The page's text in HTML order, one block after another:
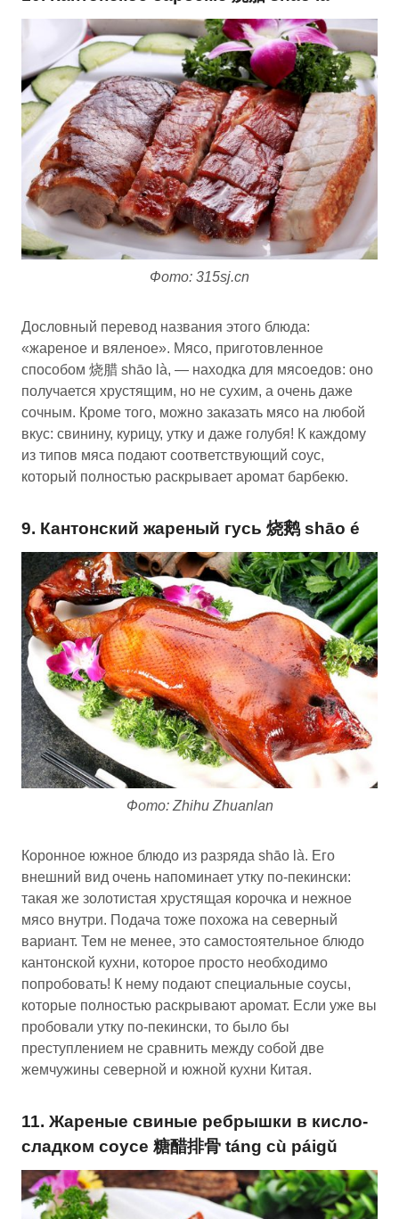
Фото: 315sj.cn
Дословный перевод названия этого блюда:
«жареное и вяленое». Мясо, приготовленное
способом 烧腊 shāo là, — находка для мясоедов: оно
получается хрустящим, но не сухим, а очень даже
сочным. Кроме того, можно заказать мясо на любой
вкус: свинину, курицу, утку и даже голубя! К каждому
из типов мяса подают соответствующий соус,
который полностью раскрывает аромат барбекю.
9. Кантонский жареный гусь 烧鹅 shāo é
Фото: Zhihu Zhuanlan
Коронное южное блюдо из разряда shāo là. Его
внешний вид очень напоминает утку по-пекински:
такая же золотистая хрустящая корочка и нежное
мясо внутри. Подача тоже похожа на северный
вариант. Тем не менее, это самостоятельное блюдо
кантонской кухни, которое просто необходимо
попробовать! К нему подают специальные соусы,
которые полностью раскрывают аромат. Если уже вы
пробовали утку по-пекински, то было бы
преступлением не сравнить между собой две
жемчужины северной и южной кухни Китая.
11. Жареные свиные ребрышки в кисло-
сладком соусе 糖醋排骨 táng cù páigǔ